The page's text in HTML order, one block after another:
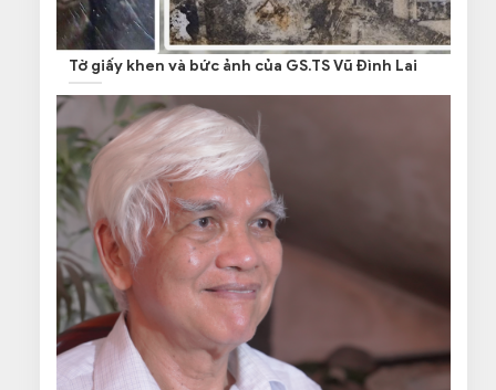
Tờ giấy khen và bức ảnh của GS.TS Vũ Đình Lai